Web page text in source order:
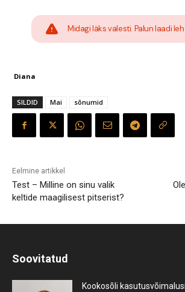
Midagi läks valesti. Palun laadi
Diana
SILDID Mai sõnumid
Eelmine artikkel
Test – Milline on sinu valik
keltide maagilisest pitserist?
Soovitatud
Kookosõli kasutusvõimalusi